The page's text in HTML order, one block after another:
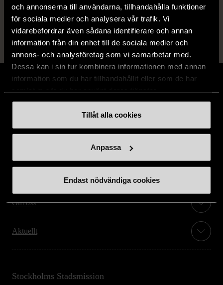
och annonserna till användarna, tillhandahålla funktioner
för sociala medier och analysera vår trafik. Vi
vidarebefordrar även sådana identifierare och annan
information från din enhet till de sociala medier och
annons- och analysföretag som vi samarbetar med.
Dessa kan i sin tur kombinera informationen med annan
information som du har tillhandahållit eller som de har
Tillåt alla cookies
Anpassa
Endast nödvändiga cookies
Läs mer om hur vi bedömer
Om oss
Aktuellt
Stockholms Stadsmission